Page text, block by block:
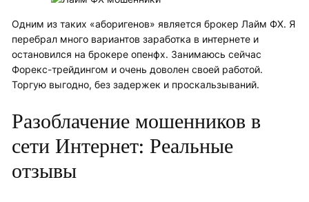
Одним из таких «аборигенов» является брокер Лайм ФХ. Я
перебрал много вариантов заработка в интернете и
остановился на брокере опенфх. Занимаюсь сейчас
Форекс-трейдингом и очень доволен своей работой.
Торгую выгодно, без задержек и проскальзываний.
Разоблачение мошенников в
сети Интернет: Реальные
отзывы